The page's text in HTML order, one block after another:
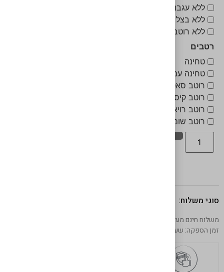
ללא עגבנייה
ללא בצל סגול
ללא רוטב קיסר
רטבים
טחינה
טחינה עמבה
רוטב סאטה
רוטב קיסר
רוטב רויאל
רוטב שום קונפי
סוגי משלוח:
משלוח חינם מעל 599 ש"ח
זמן הספקה: שעתיים מרגע ההזמנה באיסוף עצמי